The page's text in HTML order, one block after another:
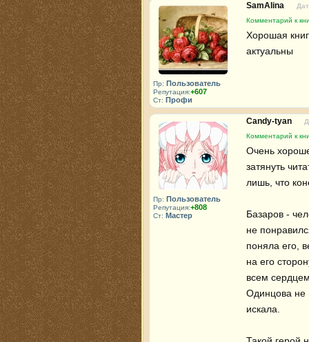
Пр: Пользователь
Репутация:+607
Ст: Профи
SamAlina
Комментарий к
Хорошая
актуальны
Пр: Пользователь
Репутация:+808
Ст: Мастер
Candy-tyan
Комментарий к
Очень
затянуть
лишь, что
Базаров -
не
поняла его,
на его
всем
Одинцова не
искала.